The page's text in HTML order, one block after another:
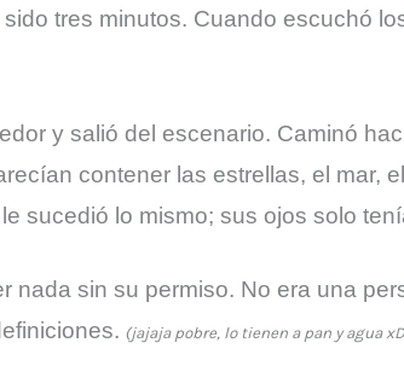
tres minutos. Cuando escuchó
y salió del escenario. Caminó
contener las estrellas, el mar,
sucedió lo mismo; sus ojos solo
sin su permiso. No era una
(jajaja pobre, lo tienen a pan y agua